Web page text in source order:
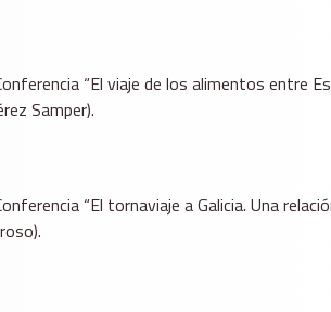
“El viaje de los alimentos entre
Samper).
“El tornaviaje a Galicia. Una